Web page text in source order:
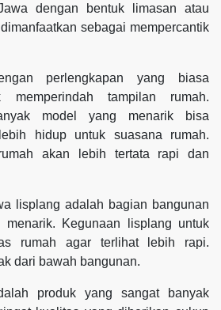
dengan bentuk limasan atau
sebagai mempercantik
perlengkapan yang biasa
memperindah tampilan rumah.
model yang menarik bisa
hidup untuk suasana rumah.
akan lebih tertata rapi dan
lisplang adalah bagian bangunan
Kegunaan lisplang untuk
rumah agar terlihat lebih rapi.
dari bawah bangunan.
produk yang sangat banyak